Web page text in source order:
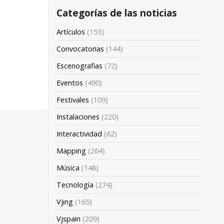
Categorías de las noticias
Artículos (153)
Convocatorias (144)
Escenografias (72)
Eventos (490)
Festivales (109)
Instalaciones (220)
Interactividad (62)
Mapping (264)
Música (148)
Tecnología (274)
Vjing (165)
Vjspain (209)